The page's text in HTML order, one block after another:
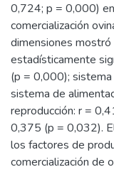
0,724; p = 0,000)
comercialización
dimensiones
estadísticamente
(p = 0,000);
sistema de
reproducción: r =
0,375 (p = 0,032).
los factores de
comercialización de